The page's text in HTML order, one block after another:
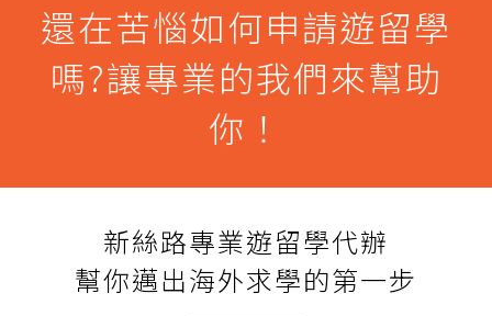
還在苦惱如何申請遊留學
嗎?讓專業的我們來幫助
你！
新絲路專業遊留學代辦
幫你邁出海外求學的第一步